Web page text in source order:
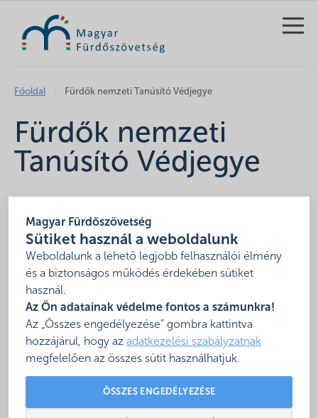
Magyar Fürdőszövetség
Sütiket használ a weboldalunk
Weboldalunk a lehető legjobb felhasználói élmény
és a biztonságos működés érdekében sütiket
használ.
Az Ön adatainak védelme fontos a számunkra!
Az „Összes engedélyezése” gombra kattintva
hozzájárul, hogy az adatkezelési szabályzatnak
megfelelően az összes sütit használhatjuk.
ÖSSZES ENGEDÉLYEZÉSE
Főoldal Fürdők nemzeti Tanúsító Védjegye
Fürdők nemzeti
Tanúsító Védjegye
A Magyar Fürdőszövetség üzemeltetésében levő
Fürdők Nemzeti Tanúsító Védjegye 2014 óta elérhető
a hazai fürdők számára. A védjegy minősítés
megkülönböztet, hiteles információkat nyújt a
vendégek számára a fürdők közötti választás során.
A Védjegy kategóriái